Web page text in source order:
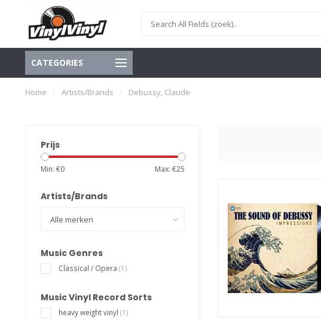
CATEGORIES
Home / Artists/Brands / Debussy, Claude
Prijs
Min: €0 Max: €25
Artists/Brands
Music Genres
Classical / Opera (1)
Music Vinyl Record Sorts
heavy weight vinyl (1)